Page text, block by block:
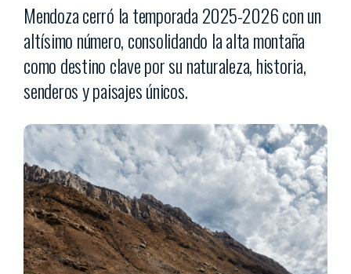
Mendoza cerró la temporada 2025-2026 con un
altísimo número, consolidando la alta montaña
como destino clave por su naturaleza, historia,
senderos y paisajes únicos.